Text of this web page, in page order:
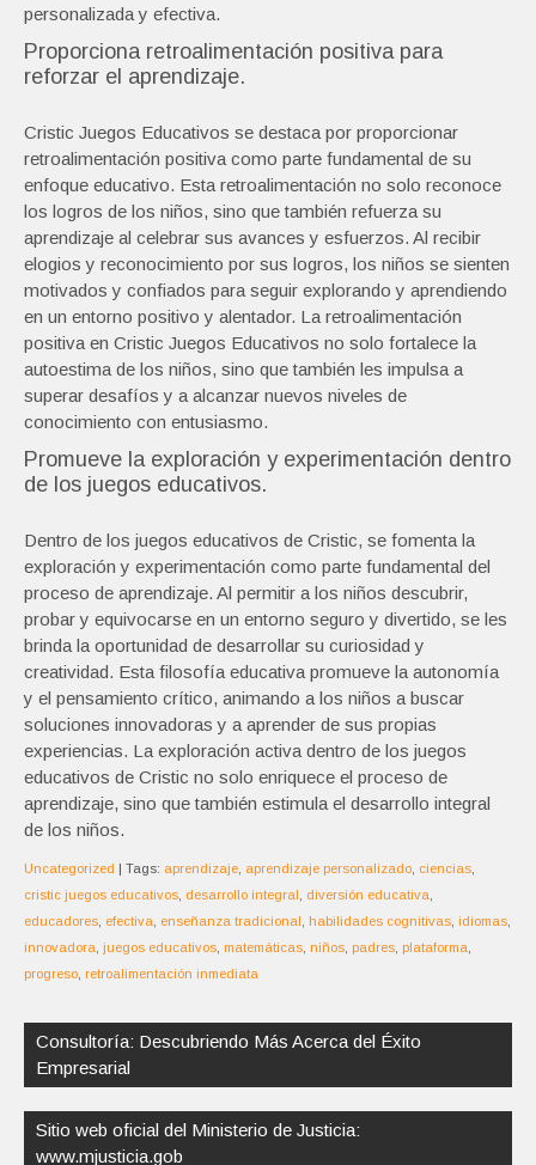
personalizada y efectiva.
Proporciona retroalimentación positiva para
reforzar el aprendizaje.
Cristic Juegos Educativos se destaca por proporcionar
retroalimentación positiva como parte fundamental de su
enfoque educativo. Esta retroalimentación no solo reconoce
los logros de los niños, sino que también refuerza su
aprendizaje al celebrar sus avances y esfuerzos. Al recibir
elogios y reconocimiento por sus logros, los niños se sienten
motivados y confiados para seguir explorando y aprendiendo
en un entorno positivo y alentador. La retroalimentación
positiva en Cristic Juegos Educativos no solo fortalece la
autoestima de los niños, sino que también les impulsa a
superar desafíos y a alcanzar nuevos niveles de
conocimiento con entusiasmo.
Promueve la exploración y experimentación dentro
de los juegos educativos.
Dentro de los juegos educativos de Cristic, se fomenta la
exploración y experimentación como parte fundamental del
proceso de aprendizaje. Al permitir a los niños descubrir,
probar y equivocarse en un entorno seguro y divertido, se les
brinda la oportunidad de desarrollar su curiosidad y
creatividad. Esta filosofía educativa promueve la autonomía
y el pensamiento crítico, animando a los niños a buscar
soluciones innovadoras y a aprender de sus propias
experiencias. La exploración activa dentro de los juegos
educativos de Cristic no solo enriquece el proceso de
aprendizaje, sino que también estimula el desarrollo integral
de los niños.
Uncategorized | Tags: aprendizaje aprendizaje personalizado ciencias
cristic juegos educativos desarrollo integral diversión educativa
educadores efectiva enseñanza tradicional habilidades cognitivas idiomas
innovadora
juegos educativos matemáticas niños padres plataforma
progreso retroalimentación inmediata
de
entradas
Consultoría: Descubriendo Más Acerca del Éxito
Empresarial
Sitio web oficial del Ministerio de Justicia:
www.mjusticia.gob